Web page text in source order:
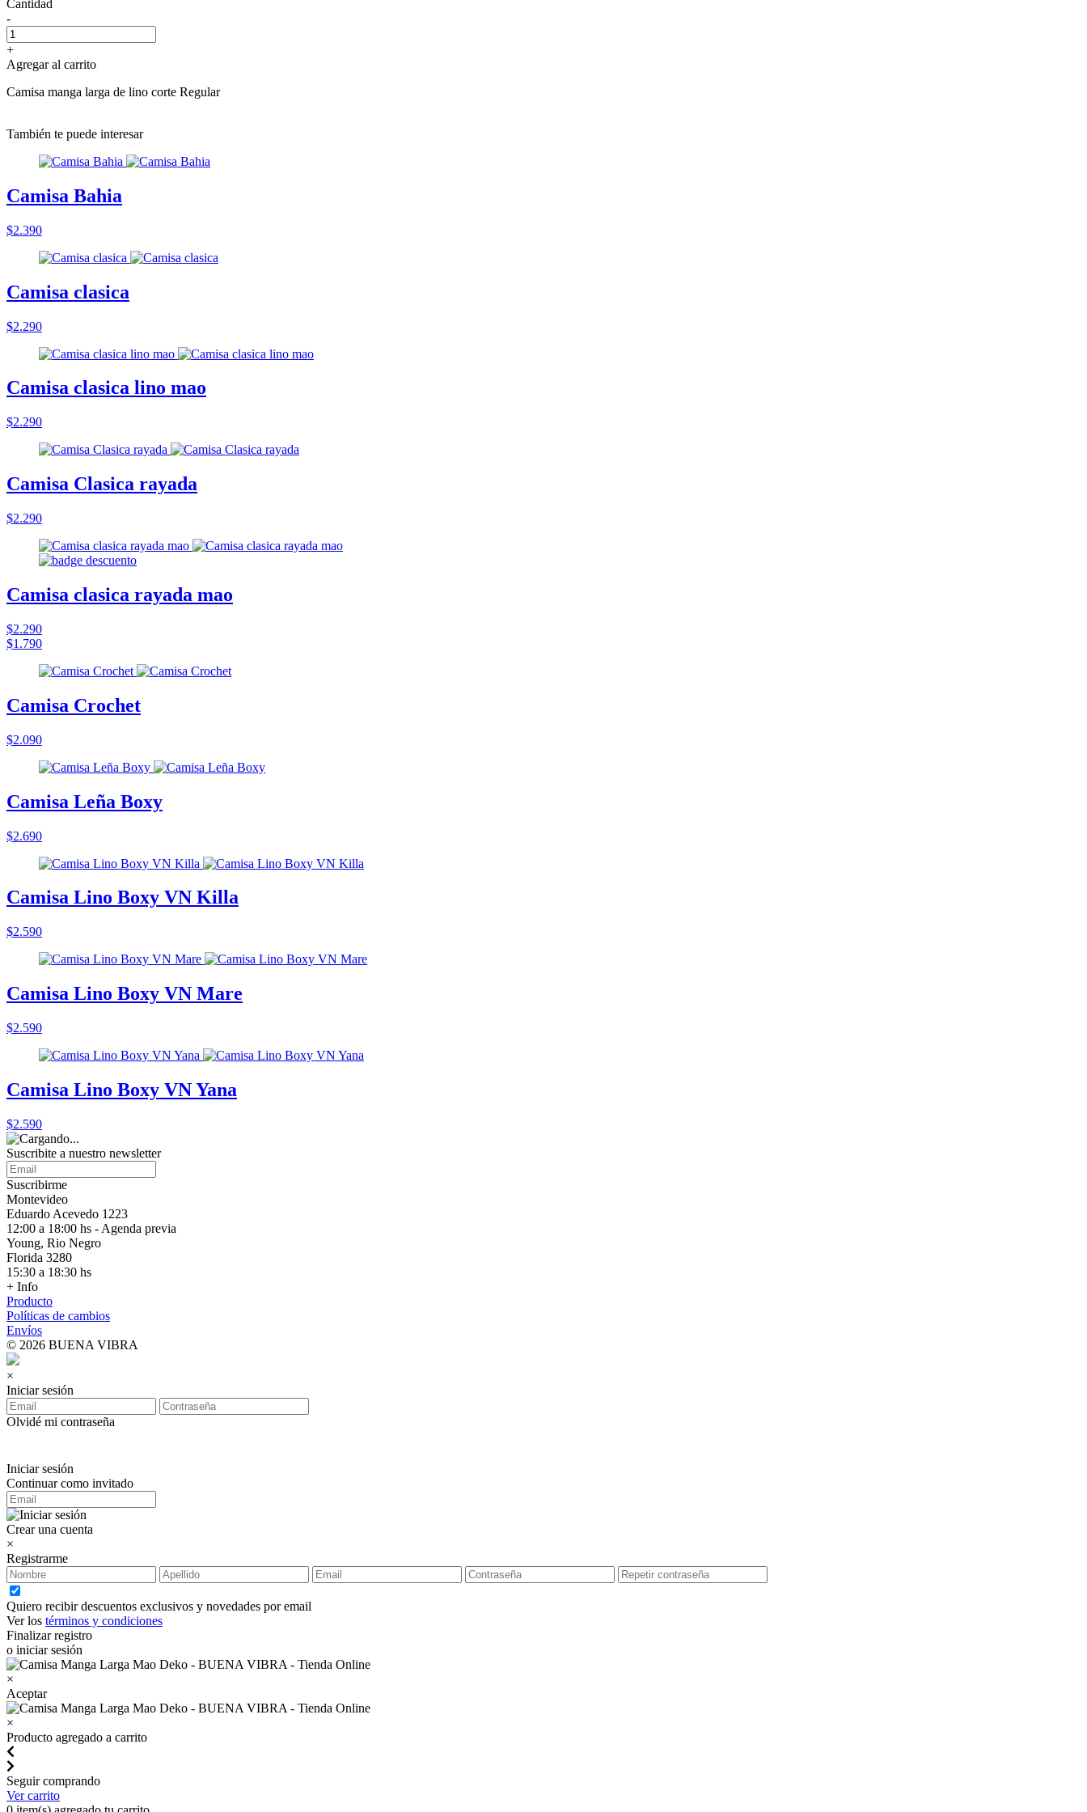
Cantidad
-
+
Agregar al carrito
Camisa manga larga de lino corte Regular
También te puede interesar
Camisa Bahia
$2.390
Camisa clasica
$2.290
Camisa clasica lino mao
$2.290
Camisa Clasica rayada
$2.290
Camisa clasica rayada mao
$2.290
$1.790
Camisa Crochet
$2.090
Camisa Leña Boxy
$2.690
Camisa Lino Boxy VN Killa
$2.590
Camisa Lino Boxy VN Mare
$2.590
Camisa Lino Boxy VN Yana
$2.590
Suscribite a nuestro newsletter
Suscribirme
Montevideo
Eduardo Acevedo 1223
12:00 a 18:00 hs - Agenda previa
Young, Rio Negro
Florida 3280
15:30 a 18:30 hs
+ Info
Producto
Políticas de cambios
Envíos
© 2026 BUENA VIBRA
×
Iniciar sesión
Olvidé mi contraseña
Iniciar sesión
Continuar como invitado
Crear una cuenta
×
Registrarme
Quiero recibir descuentos exclusivos y novedades por email
Ver los términos y condiciones
Finalizar registro
o iniciar sesión
×
Aceptar
×
Producto agregado a carrito
Seguir comprando
Ver carrito